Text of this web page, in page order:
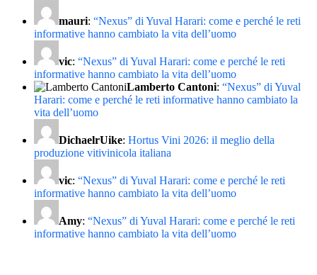
mauri: “Nexus” di Yuval Harari: come e perché le reti
informative hanno cambiato la vita dell’uomo
vic: “Nexus” di Yuval Harari: come e perché le reti
informative hanno cambiato la vita dell’uomo
Lamberto Cantoni: “Nexus” di Yuval
Harari: come e perché le reti informative hanno cambiato la
vita dell’uomo
DichaelrUike: Hortus Vini 2026: il meglio della
produzione vitivinicola italiana
vic: “Nexus” di Yuval Harari: come e perché le reti
informative hanno cambiato la vita dell’uomo
Amy: “Nexus” di Yuval Harari: come e perché le reti
informative hanno cambiato la vita dell’uomo